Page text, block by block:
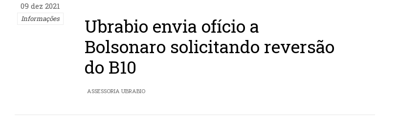
09 dez 2021
Informações
Ubrabio envia ofício a
Bolsonaro solicitando reversão
do B10
ASSESSORIA UBRABIO